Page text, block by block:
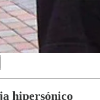
hipersónico